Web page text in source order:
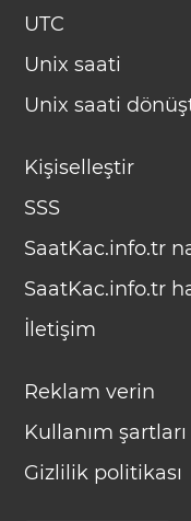
UTC
Unix saati
Unix saati
Kişiselleştir
SSS
SaatKac.info.tr
SaatKac.info.tr
İletişim
Reklam verin
Kullanım şartları
Gizlilik politikası